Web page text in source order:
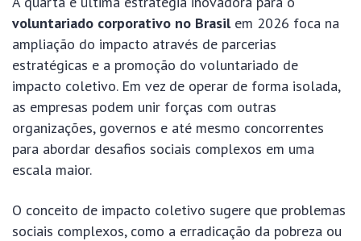
voluntariado corporativo no Brasilem 2026 foca na
ampliação do impacto através de parcerias
estratégicas e a promoção do voluntariado de
impacto coletivo. Em vez de operar de forma isolada,
as empresas podem unir forças com outras
organizações, governos e até mesmo concorrentes
para abordar desafios sociais complexos em uma
escala maior.
O conceito de impacto coletivo sugere que problemas
sociais complexos, como a erradicação da pobreza ou